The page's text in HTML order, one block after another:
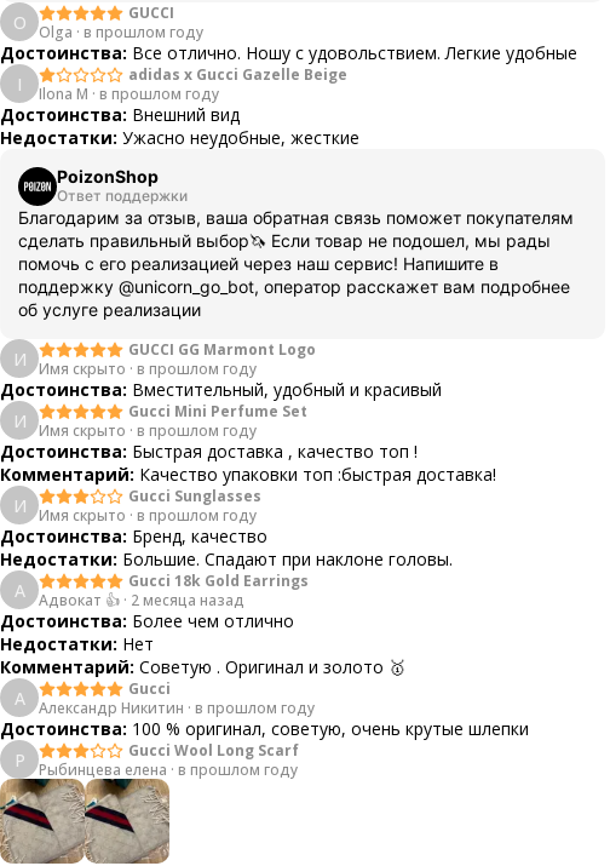
O
GUCCI
Olga · в прошлом году
Достоинства: Все отлично. Ношу с удовольствием. Легкие удобные
I
adidas x Gucci Gazelle Beige
Ilona M · в прошлом году
Достоинства: Внешний вид
Недостатки: Ужасно неудобные, жесткие
PoizonShop
Ответ поддержки
Благодарим за отзыв, ваша обратная связь поможет покупателям
сделать правильный выбор🦄 Если товар не подошел, мы рады
помочь с его реализацией через наш сервис! Напишите в
поддержку @unicorn_go_bot, оператор расскажет вам подробнее
об услуге реализации
И
GUCCI GG Marmont Logo
Имя скрыто · в прошлом году
Достоинства: Вместительный, удобный и красивый
И
Gucci Mini Perfume Set
Имя скрыто · в прошлом году
Достоинства: Быстрая доставка , качество топ !
Комментарий: Качество упаковки топ :быстрая доставка!
И
Gucci Sunglasses
Имя скрыто · в прошлом году
Достоинства: Бренд, качество
Недостатки: Большие. Спадают при наклоне головы.
А
Gucci 18k Gold Earrings
Адвокат 👍 · 2 месяца назад
Достоинства: Более чем отлично
Недостатки: Нет
Комментарий: Советую . Оригинал и золото 🥇
А
Gucci
Александр Никитин · в прошлом году
Достоинства: 100 % оригинал, советую, очень крутые шлепки
Р
Gucci Wool Long Scarf
Рыбинцева елена · в прошлом году